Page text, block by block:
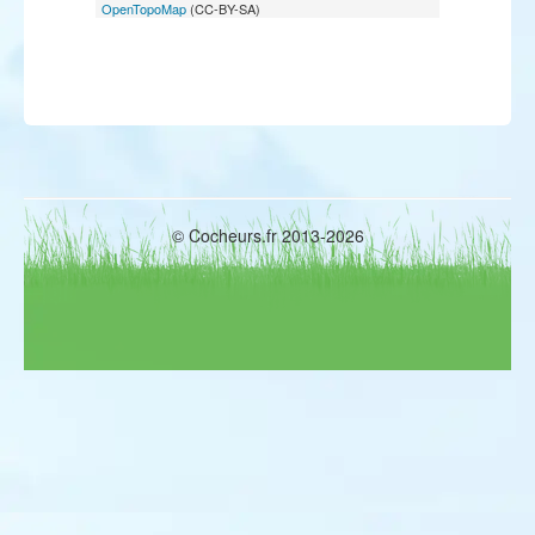
Pluvier bronzé
Bécasseau de Bonaparte
Bécasseau à échasses
Bécasseau falcinelle
Bécasseau rousset
Bécassine double
OpenTopoMap (CC-BY-SA)
© Cocheurs.fr 2013-2026